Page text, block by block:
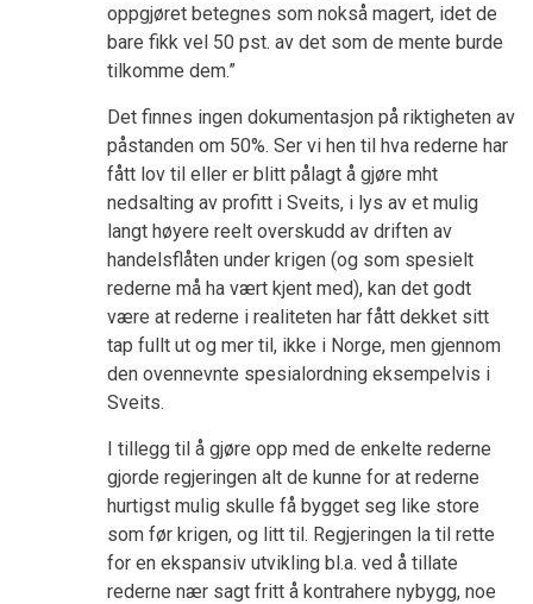
oppgjøret betegnes som nokså magert, idet de
bare fikk vel 50 pst. av det som de mente burde
tilkomme dem.”
Det finnes ingen dokumentasjon på riktigheten av
påstanden om 50%. Ser vi hen til hva rederne har
fått lov til eller er blitt pålagt å gjøre mht
nedsalting av profitt i Sveits, i lys av et mulig
langt høyere reelt overskudd av driften av
handelsflåten under krigen (og som spesielt
rederne må ha vært kjent med), kan det godt
være at rederne i realiteten har fått dekket sitt
tap fullt ut og mer til, ikke i Norge, men gjennom
den ovennevnte spesialordning eksempelvis i
Sveits.
I tillegg til å gjøre opp med de enkelte rederne
gjorde regjeringen alt de kunne for at rederne
hurtigst mulig skulle få bygget seg like store
som før krigen, og litt til. Regjeringen la til rette
for en ekspansiv utvikling bl.a. ved å tillate
rederne nær sagt fritt å kontrahere nybygg, noe